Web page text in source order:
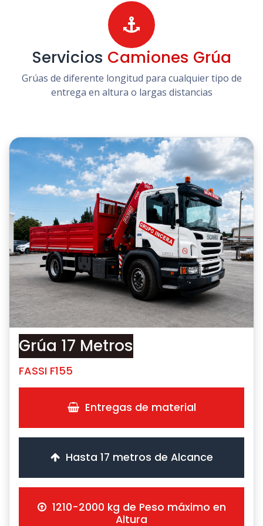
Servicios Camiones Grúa
Grúas de diferente longitud para cualquier tipo de
entrega en altura o largas distancias
Grúa 17 Metros
FASSI F155
Entregas de material
Hasta 17 metros de Alcance
1210-2000 kg de Peso máximo en
Altura